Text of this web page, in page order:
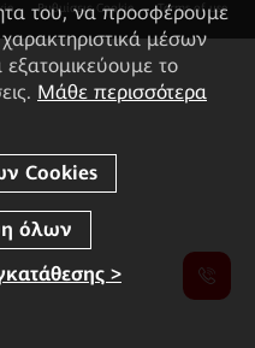
Ρυθμίσεις Cookie Terms of use
του, να προσφέρουμε
χαρακτηριστικά μέσων
εξατομικεύουμε το
Μάθε περισσότερα
>